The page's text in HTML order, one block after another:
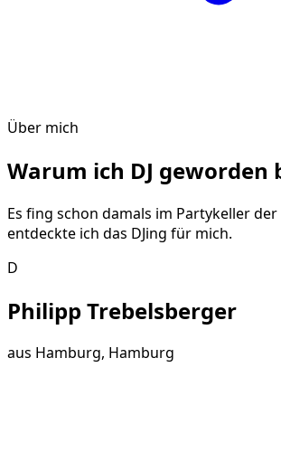
Über mich
Warum ich DJ geworden
Es fing schon damals im Partykeller der
entdeckte ich das DJing für mich.
D
Philipp Trebelsberger
aus Hamburg, Hamburg